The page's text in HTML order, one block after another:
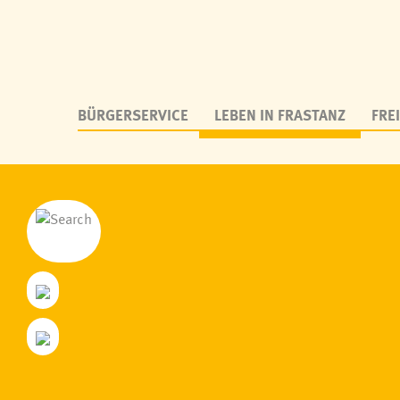
BÜRGERSERVICE LEBEN IN FRASTANZ
Personen aus Frastanz
Zahlen & Daten
Geschichte